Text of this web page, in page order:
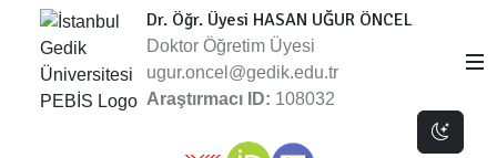
Dark
Dr. Öğr. Üyesi HASAN UĞUR ÖNCEL
Doktor Öğretim Üyesi
ugur.oncel@gedik.edu.tr
Araştırmacı ID: 108032